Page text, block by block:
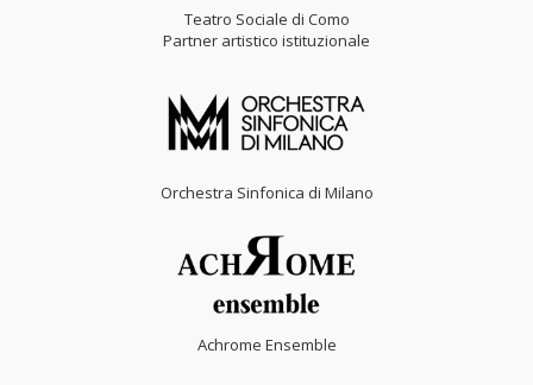
Teatro Sociale di Como
Partner artistico istituzionale
Orchestra Sinfonica di Milano
Achrome Ensemble